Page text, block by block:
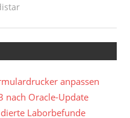
anpassen
nach Oracle-Update
Laborbefunde